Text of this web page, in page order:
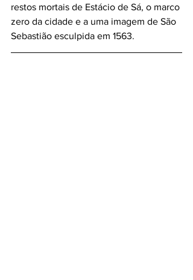
restos mortais de Estácio de Sá, o marco
zero da cidade e a uma imagem de São
Sebastião esculpida em 1563.